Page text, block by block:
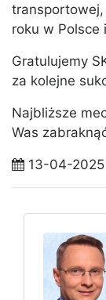
transportowej,
roku w Polsce
Gratulujemy
za kolejne
Najbliższe
Was
13-04-2025